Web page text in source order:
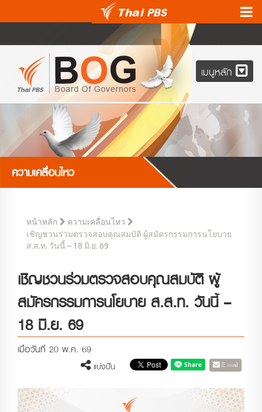
เมนูหลัก
ความเคลื่อนไหว
หน้าหลัก ความเคลื่อนไหว
เชิญชวนร่วมตรวจสอบคุณสมบัติ ผู้สมัครกรรมการนโยบาย
ส.ส.ท. วันนี้ – 18 มิ.ย. 69
เชิญชวนร่วมตรวจสอบคุณสมบัติ ผู้
สมัครกรรมการนโยบาย ส.ส.ท. วันนี้ –
18 มิ.ย. 69
เมื่อวันที่ 20 พ.ค. 69
แบ่งปัน E-mail